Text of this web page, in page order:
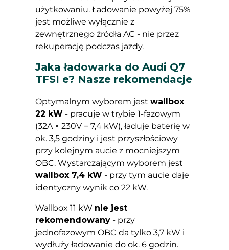
użytkowaniu. Ładowanie powyżej 75%
jest możliwe wyłącznie z
zewnętrznego źródła AC - nie przez
rekuperację podczas jazdy.
Jaka ładowarka do Audi Q7
TFSI e? Nasze rekomendacje
Optymalnym wyborem jest wallbox
22 kW - pracuje w trybie 1-fazowym
(32A × 230V = 7,4 kW), ładuje baterię w
ok. 3,5 godziny i jest przyszłościowy
przy kolejnym aucie z mocniejszym
OBC. Wystarczającym wyborem jest
wallbox 7,4 kW - przy tym aucie daje
identyczny wynik co 22 kW.
Wallbox 11 kW nie jest
rekomendowany - przy
jednofazowym OBC da tylko 3,7 kW i
wydłuży ładowanie do ok. 6 godzin.